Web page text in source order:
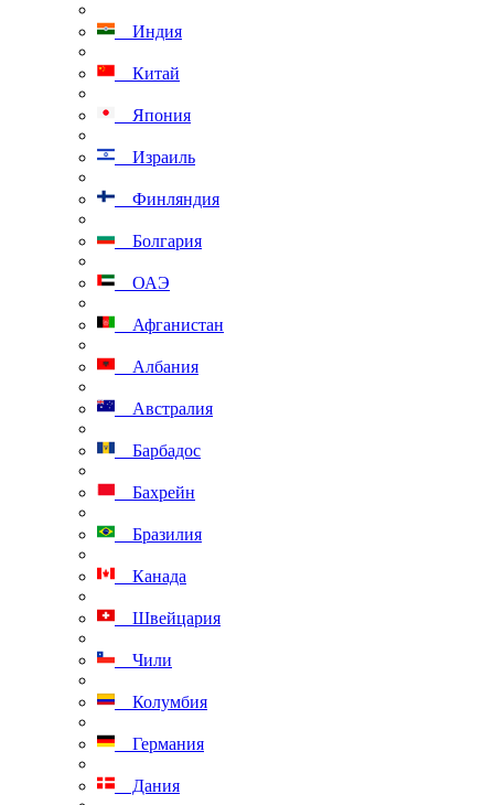
Индия
Китай
Япония
Израиль
Финляндия
Болгария
ОАЭ
Афганистан
Албания
Австралия
Барбадос
Бахрейн
Бразилия
Канада
Швейцария
Чили
Колумбия
Германия
Дания